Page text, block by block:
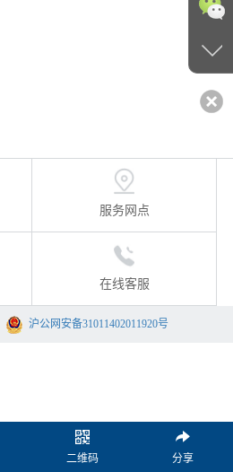
服务网点
在线客服
沪公网安备31011402011920号
二维码 分享